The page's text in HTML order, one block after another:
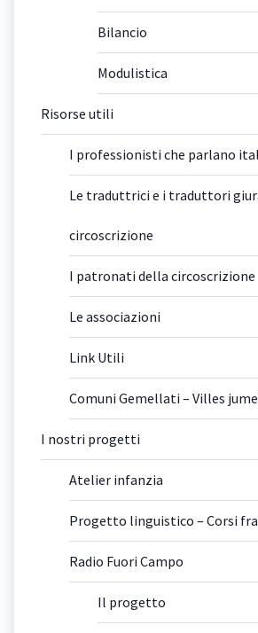
Bilancio
Modulistica
Risorse utili
I professionisti che parlano
Le traduttrici e i traduttori
circoscrizione
I patronati della circoscrizione
Le associazioni
Link Utili
Comuni Gemellati – Villes
I nostri progetti
Atelier infanzia
Progetto linguistico – Corsi
Radio Fuori Campo
Il progetto